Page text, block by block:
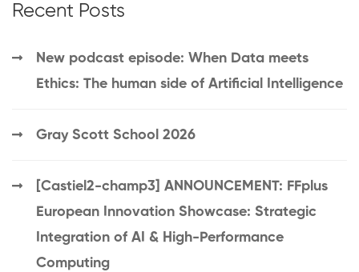
Recent Posts
New podcast episode: When Data meets
Ethics: The human side of Artificial Intelligence
Gray Scott School 2026
[Castiel2-champ3] ANNOUNCEMENT: FFplus
European Innovation Showcase: Strategic
Integration of AI & High-Performance
Computing